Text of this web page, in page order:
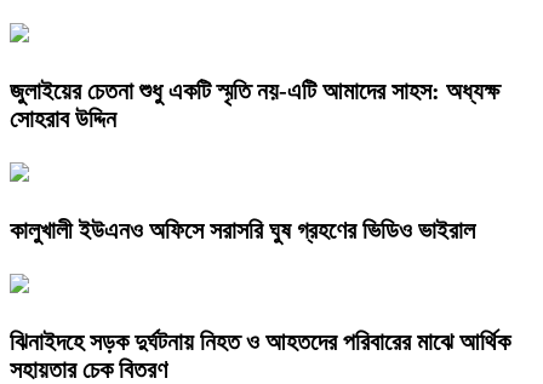
জুলাইয়ের চেতনা শুধু একটি স্মৃতি নয়-এটি আমাদের সাহস: অধ্যক্ষ
সোহরাব উদ্দিন
কালুখালী ইউএনও অফিসে সরাসরি ঘুষ গ্রহণের ভিডিও ভাইরাল
ঝিনাইদহে সড়ক দুর্ঘটনায় নিহত ও আহতদের পরিবারের মাঝে আর্থিক
সহায়তার চেক বিতরণ